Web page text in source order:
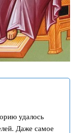
удалось
Даже самое